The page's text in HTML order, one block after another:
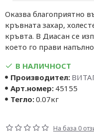
В НАЛИЧНОСТ
Производител:
Арт.номер: 45155
Тегло:0.07кг
На база 0
Oказва благоприятно
кръвната захар,
кръвта. В Диасан се
което го прави